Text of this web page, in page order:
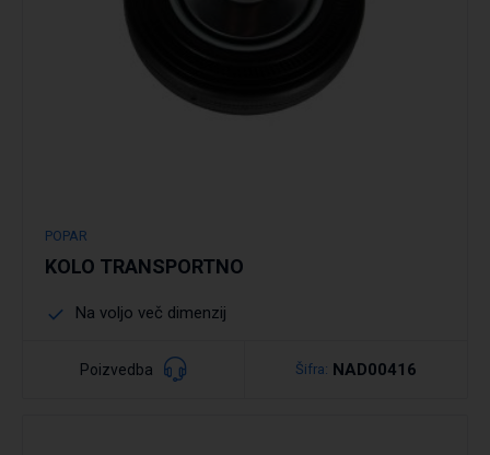
POPAR
KOLO TRANSPORTNO
Na voljo več dimenzij
Poizvedba Šifra: NAD00416